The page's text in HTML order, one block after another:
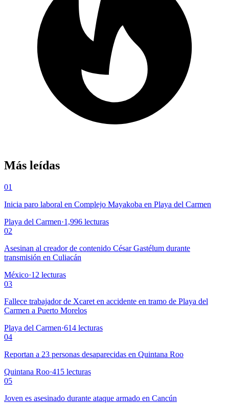
Más leídas
01
Inicia paro laboral en Complejo Mayakoba en Playa del Carmen
Playa del Carmen·1,996 lecturas
02
Asesinan al creador de contenido César Gastélum durante
transmisión en Culiacán
México·12 lecturas
03
Fallece trabajador de Xcaret en accidente en tramo de Playa del
Carmen a Puerto Morelos
Playa del Carmen·614 lecturas
04
Reportan a 23 personas desaparecidas en Quintana Roo
Quintana Roo·415 lecturas
05
Joven es asesinado durante ataque armado en Cancún